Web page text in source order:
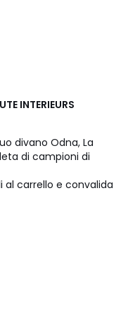
INTERIEURS
divano Odna, La
di campioni di
al carrello e convalida